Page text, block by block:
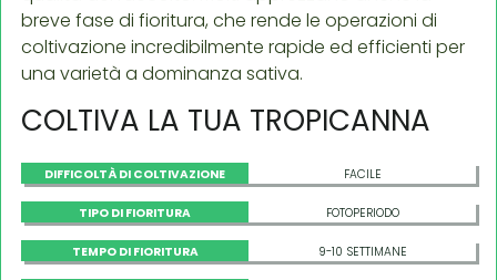
breve fase di fioritura, che rende le operazioni di
coltivazione incredibilmente rapide ed efficienti per
una varietà a dominanza sativa.
COLTIVA LA TUA TROPICANNA
DIFFICOLTÀ DI COLTIVAZIONE FACILE
TIPO DI FIORITURA FOTOPERIODO
TEMPO DI FIORITURA 9-10 SETTIMANE